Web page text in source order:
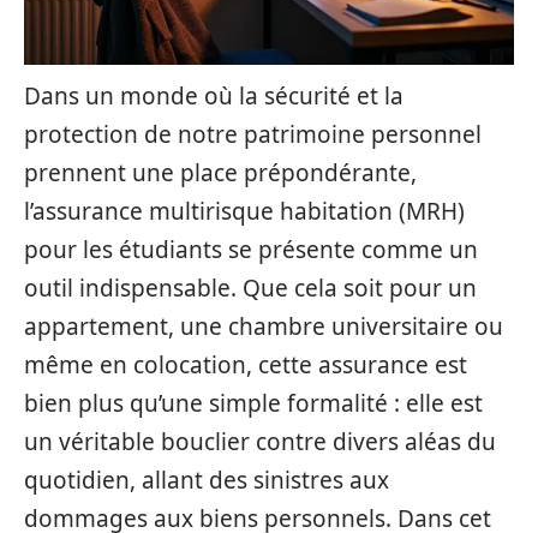
Dans un monde où la sécurité et la
protection de notre patrimoine personnel
prennent une place prépondérante,
l’assurance multirisque habitation (MRH)
pour les étudiants se présente comme un
outil indispensable. Que cela soit pour un
appartement, une chambre universitaire ou
même en colocation, cette assurance est
bien plus qu’une simple formalité : elle est
un véritable bouclier contre divers aléas du
quotidien, allant des sinistres aux
dommages aux biens personnels. Dans cet